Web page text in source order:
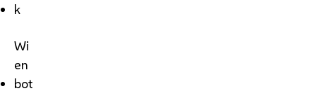
k
Wi
en
bot